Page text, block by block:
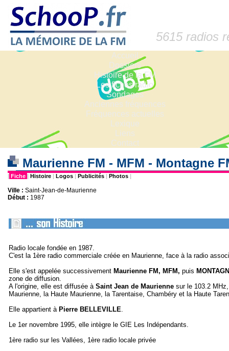
5615 radios
Accueil
Dossiers
Histoire de la FM
Les fiches radio
Sondages
Anciennes fréquences
Fréquences actuelles
Lexique
Liens
Contact
Maurienne FM - MFM - Montagne
| Fiche | Histoire | Logos | Publicités | Photos |
Ville : Saint-Jean-de-Maurienne
Début : 1987
Radio locale fondée en 1987.
C'est la 1ère radio commerciale créée en Maurienne, face à la radio
Elle s'est appelée successivement Maurienne FM, MFM, puis
zone de diffusion.
A l'origine, elle est diffusée à Saint Jean de Maurienne sur le 103.2
Maurienne, la Haute Maurienne, la Tarentaise, Chambéry et la Haute
Elle appartient à Pierre BELLEVILLE.
Le 1er novembre 1995, elle intègre le GIE Les Indépendants.
1ère radio sur les Vallées, 1ère radio locale privée